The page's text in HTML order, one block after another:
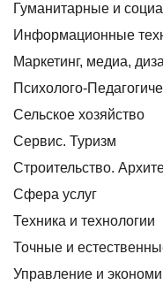
Гуманитарные и
Информационные
Маркетинг, медиа,
Психолого-
Сельское хозяйство
Сервис. Туризм
Строительство.
Сфера услуг
Техника и технологии
Точные и
Управление и